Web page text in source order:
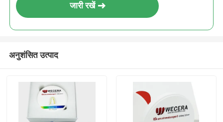
जारी रखें
अनुशंसित उत्पाद